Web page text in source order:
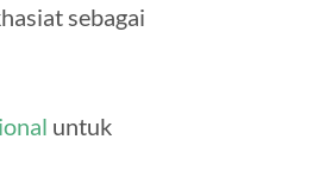
sebagai
untuk